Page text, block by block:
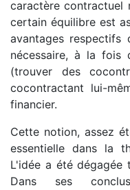
caractère contractuel
certain équilibre est
avantages
nécessaire, à la fois
(trouver des
cocontractant lui-
financier.
Cette notion, assez
essentielle dans la
L'idée a été dégagée
Dans ses